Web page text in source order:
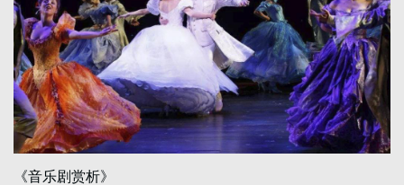
《音乐剧赏析》